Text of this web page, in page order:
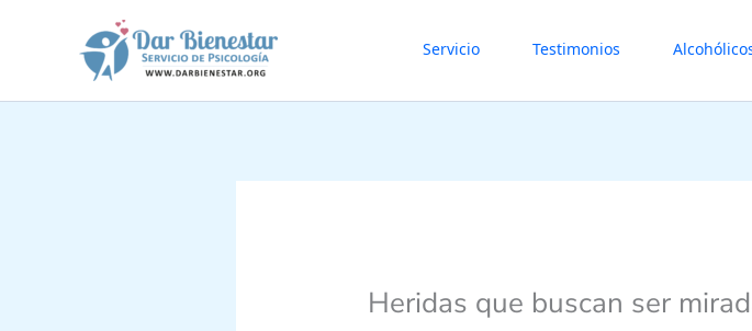
Servicio Testimonios
Heridas que buscan ser